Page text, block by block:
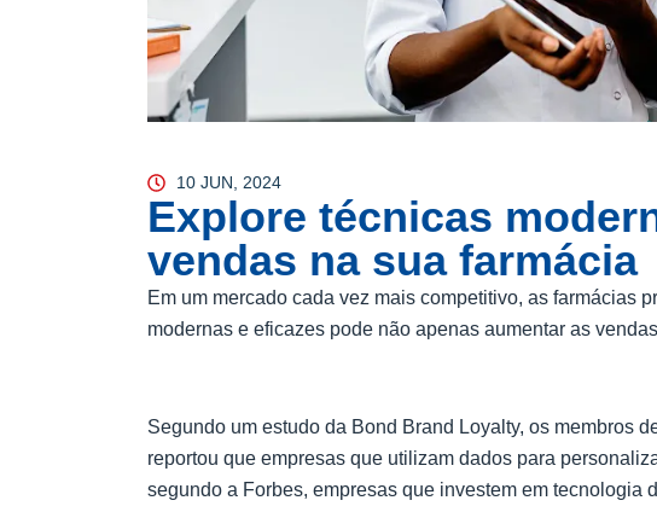
10 JUN, 2024
Explore técnicas
vendas na sua farmácia
Em um mercado cada vez mais competitivo, as farmácias
modernas e eficazes pode não apenas aumentar as
Segundo um estudo da Bond Brand Loyalty, os membros
reportou que empresas que utilizam dados para
segundo a Forbes, empresas que investem em tecnologia